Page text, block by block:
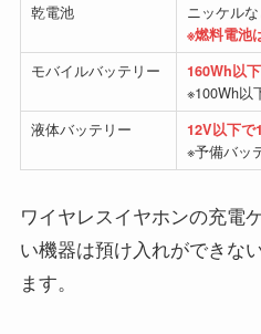
乾電池 ニッケル
※燃料電池
モバイルバッテリー 160Wh以
※100Wh以
液体バッテリー
12V以下で
※予備バッ
ワイヤレスイヤホンの充電
い機器は預け入れができな
ます。